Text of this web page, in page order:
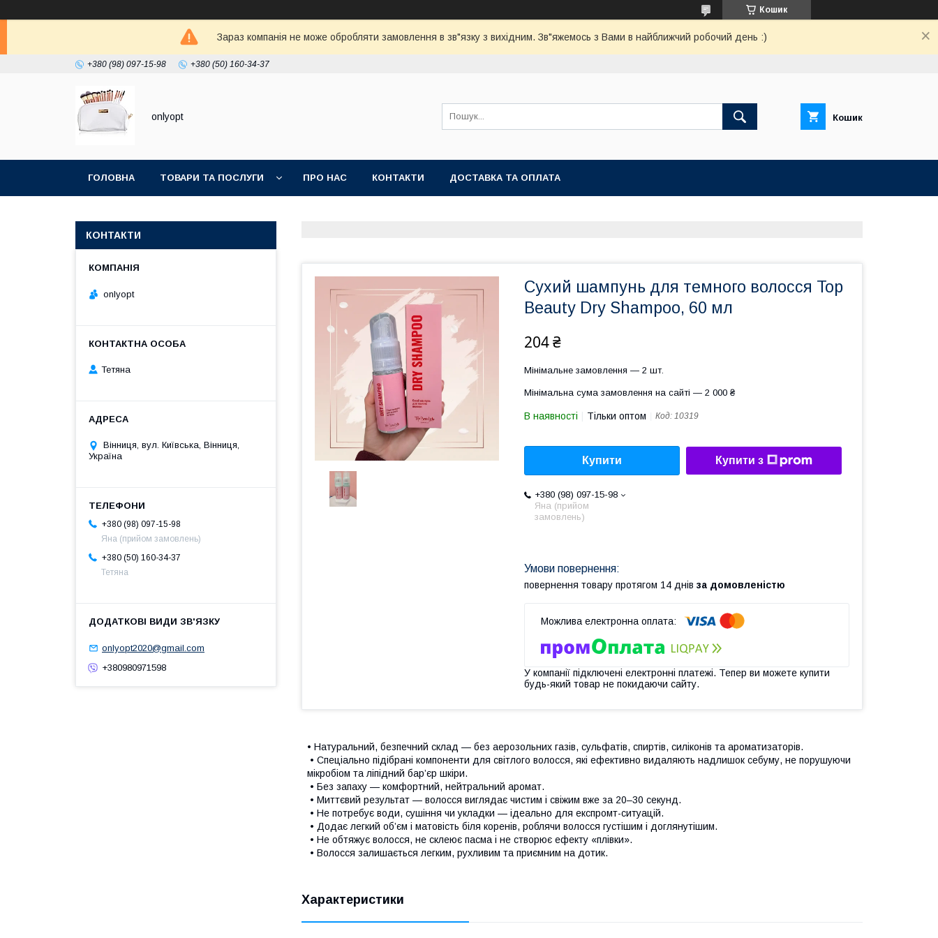
Кошик
Зараз компанія не може обробляти замовлення в зв"язку з вихідним. Зв"яжемось з Вами в найближчий робочий день :)
+380 (98) 097-15-98 +380 (50) 160-34-37
onlyopt Кошик
ГОЛОВНА ТОВАРИ ТА ПОСЛУГИ ПРО НАС КОНТАКТИ ДОСТАВКА ТА ОПЛАТА
Сухий шампунь для темного волосся Top
Beauty Dry Shampoo, 60 мл
204 ₴
Мінімальне замовлення — 2 шт.
Мінімальна сума замовлення на сайті — 2 000 ₴
В наявності Тільки оптом Код: 10319
Купити Купити з
+380 (98) 097-15-98
Яна (прийом
замовлень)
повернення товару протягом 14 днів за домовленістю
У компанії підключені електронні платежі. Тепер ви можете купити
будь-який товар не покидаючи сайту.
• Натуральний, безпечний склад — без аерозольних газів, сульфатів, спиртів, силіконів та ароматизаторів.
• Спеціально підібрані компоненти для світлого волосся, які ефективно видаляють надлишок себуму, не порушуючи
мікробіом та ліпідний бар’єр шкіри.
• Без запаху — комфортний, нейтральний аромат.
• Миттєвий результат — волосся виглядає чистим і свіжим вже за 20–30 секунд.
• Не потребує води, сушіння чи укладки — ідеально для експромт-ситуацій.
• Додає легкий об’єм і матовість біля коренів, роблячи волосся густішим і доглянутішим.
• Не обтяжує волосся, не склеює пасма і не створює ефекту «плівки».
• Волосся залишається легким, рухливим та приємним на дотик.
Характеристики
КОНТАКТИ
onlyopt
Тетяна
Вінниця, вул. Київська, Вінниця,
Україна
+380 (98) 097-15-98
Яна (прийом замовлень)
+380 (50) 160-34-37
Тетяна
onlyopt2020@gmail.com
+380980971598